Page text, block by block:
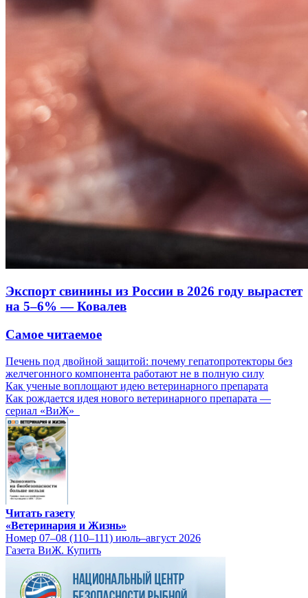
Экспорт свинины из России в 2026 году вырастет
на 5–6% — Ковалев
Самое читаемое
Печень под двойной защитой: почему гепатопротекторы без
желчегонного компонента работают не в полную силу
Как ученые воплощают идею ветеринарного препарата
Как рождается идея нового ветеринарного препарата —
сериал «ВиЖ»
Читать газету
«Ветеринария и Жизнь»
Номер 07–08 (110–111) июль–август 2026
Газета ВиЖ. Купить